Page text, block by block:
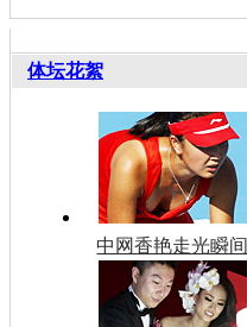
体坛花絮
中网香艳走光瞬间